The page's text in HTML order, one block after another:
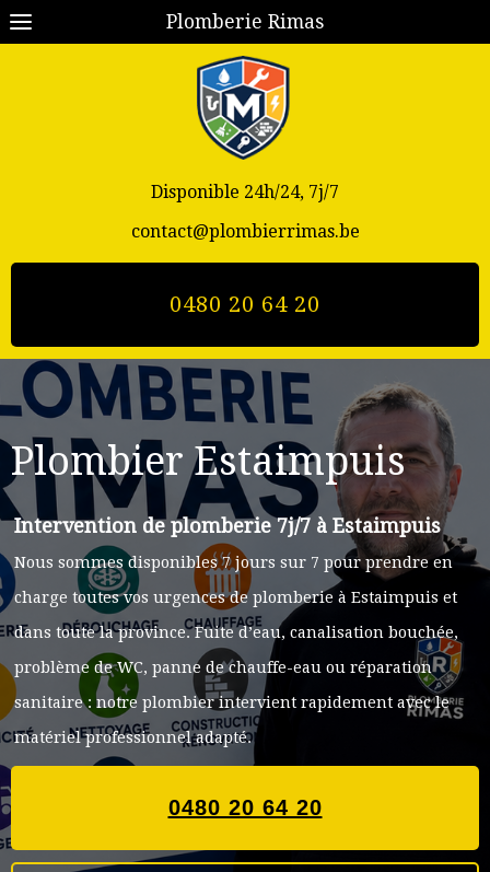
Plomberie Rimas
Disponible 24h/24, 7j/7
contact@plombierrimas.be
0480 20 64 20
Plombier Estaimpuis
Intervention de plomberie 7j/7 à Estaimpuis
Nous sommes disponibles 7 jours sur 7 pour prendre en
charge toutes vos urgences de plomberie à Estaimpuis et
dans toute la province. Fuite d’eau, canalisation bouchée,
problème de WC, panne de chauffe-eau ou réparation
sanitaire : notre plombier intervient rapidement avec le
matériel professionnel adapté.
0480 20 64 20